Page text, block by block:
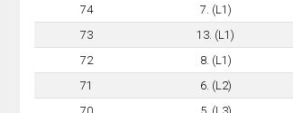
74
7. (L1)
73
13. (L1)
72
8. (L1)
71
6. (L2)